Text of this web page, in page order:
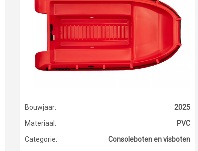
Bouwjaar:
2025
Materiaal:
PVC
Categorie:
Consoleboten en visboten